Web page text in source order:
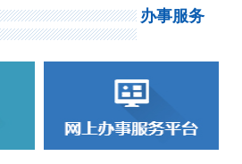
办事服务